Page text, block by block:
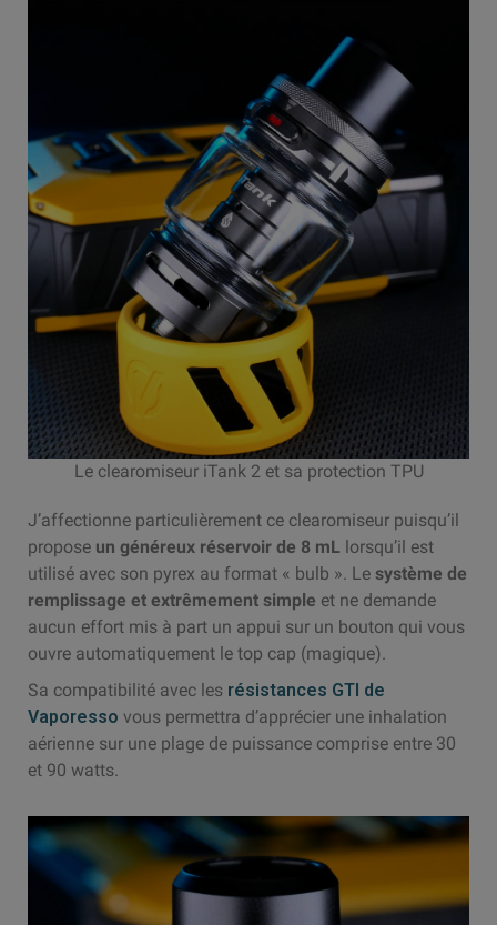
Le clearomiseur iTank 2 et sa protection TPU
J’affectionne particulièrement ce clearomiseur puisqu’il
propose un généreux réservoir de 8 mL lorsqu’il est
utilisé avec son pyrex au format « bulb ». Le système de
remplissage et extrêmement simple et ne demande
aucun effort mis à part un appui sur un bouton qui vous
ouvre automatiquement le top cap (magique).
Sa compatibilité avec les résistances GTI de
Vaporesso vous permettra d’apprécier une inhalation
aérienne sur une plage de puissance comprise entre 30
et 90 watts.